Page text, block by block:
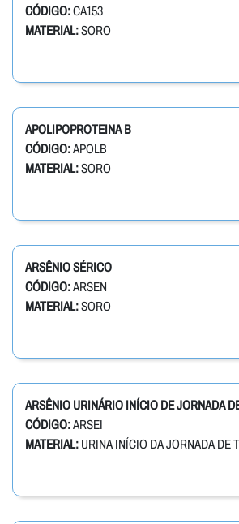
CÓDIGO:CA153
MATERIAL:SORO
APOLIPOPROTEINA B
CÓDIGO:APOLB
MATERIAL:SORO
ARSÊNIO SÉRICO
CÓDIGO:ARSEN
MATERIAL:SORO
ARSÊNIO URINÁRIO INÍCIO DE JORNADA
CÓDIGO:ARSEI
MATERIAL: URINA INÍCIO DA JORNADA DE